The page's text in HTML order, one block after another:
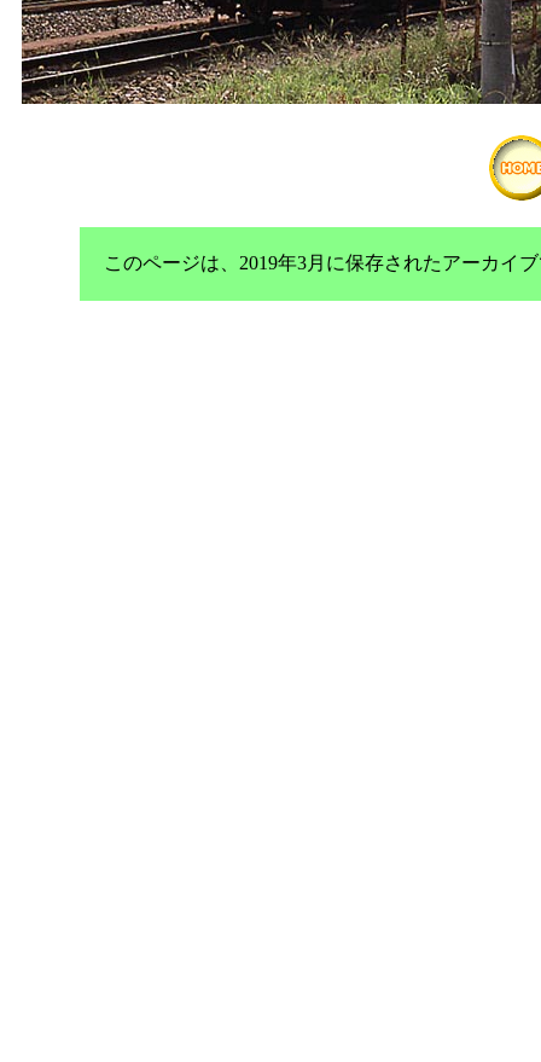
このページは、2019年3月に保存されたアーカイ